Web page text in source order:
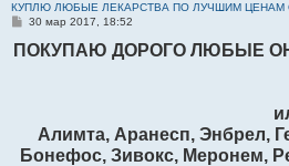
КУПЛЮ ЛЮБЫЕ ЛЕКАРСТВА ПО ЛУЧШИМ ЦЕНАМ
С
о
б
30 мар 2017, 18:52
ПОКУПАЮ ДОРОГО ЛЮБЫЕ
Алимта, Аранесп, Энбрел,
Бонефос, Зивокс, Меронем,